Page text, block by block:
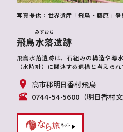
写真提供：世界遺産「飛鳥・藤原」
飛鳥水落
みずおち
遺跡
飛鳥水落遺跡は、石組みの構造や導
（水時計）に関連する遺構と考えられ
高市郡明日香村飛鳥
0744-54-5600（明日香村文